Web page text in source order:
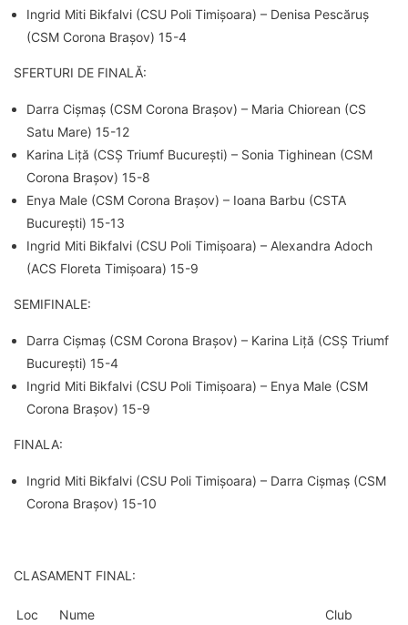
Ingrid Miti Bikfalvi (CSU Poli Timișoara) – Denisa Pescăruș
(CSM Corona Brașov) 15-4
SFERTURI DE FINALĂ:
Darra Cișmaș (CSM Corona Brașov) – Maria Chiorean (CS
Satu Mare) 15-12
Karina Liță (CSȘ Triumf București) – Sonia Tighinean (CSM
Corona Brașov) 15-8
Enya Male (CSM Corona Brașov) – Ioana Barbu (CSTA
București) 15-13
Ingrid Miti Bikfalvi (CSU Poli Timișoara) – Alexandra Adoch
(ACS Floreta Timișoara) 15-9
SEMIFINALE:
Darra Cișmaș (CSM Corona Brașov) – Karina Liță (CSȘ Triumf
București) 15-4
Ingrid Miti Bikfalvi (CSU Poli Timișoara) – Enya Male (CSM
Corona Brașov) 15-9
FINALA:
Ingrid Miti Bikfalvi (CSU Poli Timișoara) – Darra Cișmaș (CSM
Corona Brașov) 15-10
CLASAMENT FINAL:
Loc Nume
Club